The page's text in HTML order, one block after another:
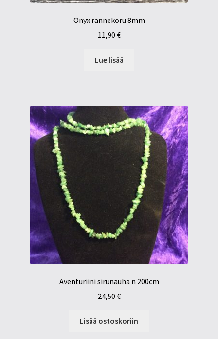
Onyx rannekoru 8mm
11,90 €
Lue lisää
Aventuriini sirunauha n 200cm
24,50 €
Lisää ostoskoriin